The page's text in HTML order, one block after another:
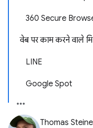
360 Secure
वेब पर काम करने वाले
LINE
Google Spot
Thomas